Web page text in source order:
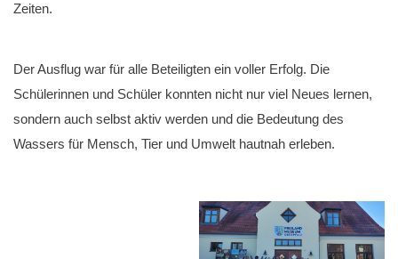
Zeiten.
Der Ausflug war für alle Beteiligten ein voller Erfolg. Die
Schülerinnen und Schüler konnten nicht nur viel Neues lernen,
sondern auch selbst aktiv werden und die Bedeutung des
Wassers für Mensch, Tier und Umwelt hautnah erleben.